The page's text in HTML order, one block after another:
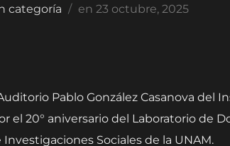
categoría en Publicado
23 octubre, 2025
Pablo González Casanova del
el 20° aniversario del Laboratorio de
Sociales de la UNAM.